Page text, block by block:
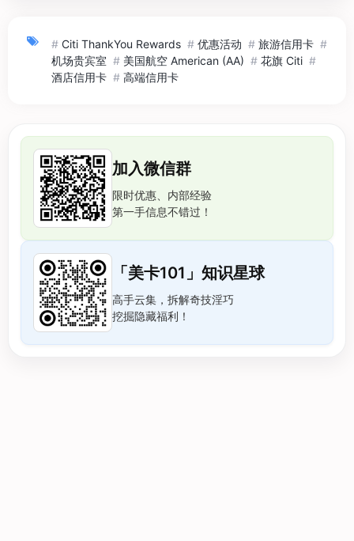
# Citi ThankYou Rewards # 优惠活动 # 旅游信用卡 #
机场贵宾室 # 美国航空 American (AA) # 花旗 Citi #
酒店信用卡 # 高端信用卡
加入微信群
限时优惠、内部经验
第一手信息不错过！
「美卡101」知识星球
高手云集，拆解奇技淫巧
挖掘隐藏福利！